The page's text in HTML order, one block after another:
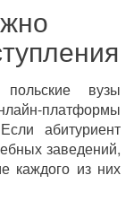
вузы
платформы
абитуриент
заведений,
каждого из них